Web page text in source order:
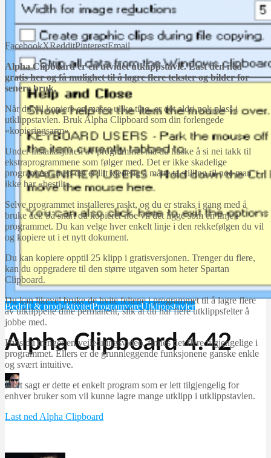
Bedrift & produktivitetProgramvareUtklippstavler
Alpha Clipboard 4.42
Martin Jørgensen
september 24, 2025
FacebookXRedditPinterestEmail
AlphaClipboard er en utvidet utklippstavle. Last den ned
gratis her og få mulighet til å lagre flere tekster og bilder for
senere bruk.
Når du vil kopiere en masse ulike ting, er det aldri nok plass i
utklippstavlen. Bruk Alpha Clipboard som din forlengede
«kopieringsarm»
Under installasjonen av programmet må du huske å si nei takk til
ekstraprogrammene som følger med. Det er ikke skadelige
programmer, men det er litt kjedelig å måtte ta stilling til noe man
ikke har «bestilt».
Selve programmet installeres raskt, og du er straks i gang med å
bruke det. Så snart du kopierer noe vil det ligge som en linje i
programmet. Du kan velge hver enkelt linje i den rekkefølgen du vil
og kopiere ut i et nytt dokument.
Du kan kopiere opptil 25 klipp i gratisversjonen. Trenger du flere,
kan du oppgradere til den større utgaven som heter Spartan
Clipboard.
Du kan likevel bruke de hvite feltene i programmet til å lagre flere
av utklippene dine permanent, slik at du har flere utklippsfelter å
jobbe med.
Hvis du trenger en veiledningsvideo, finnes det flere tilgjengelige i
programmet. Ellers er de grunnleggende funksjonene ganske enkle
og svært intuitive.
Kort sagt er dette et enkelt program som er lett tilgjengelig for
enhver bruker som vil kunne lagre mange utklipp i utklippstavlen.
Last ned Alpha Clipboard